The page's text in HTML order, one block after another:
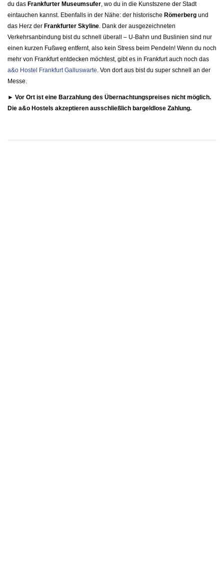
du das Frankfurter Museumsufer, wo du in die Kunstszene der Stadt
eintauchen kannst. Ebenfalls in der Nähe: der historische Römerberg und
das Herz der Frankfurter Skyline. Dank der ausgezeichneten
Verkehrsanbindung bist du schnell überall – U-Bahn und Buslinien sind nur
einen kurzen Fußweg entfernt, also kein Stress beim Pendeln! Wenn du noch
mehr von Frankfurt entdecken möchtest, gibt es in Frankfurt auch noch das
a&o Hostel Frankfurt Galluswarte. Von dort aus bist du super schnell an der
Messe.
► Vor Ort ist eine Barzahlung des Übernachtungspreises nicht möglich.
Die a&o Hostels akzeptieren ausschließlich bargeldlose Zahlung.